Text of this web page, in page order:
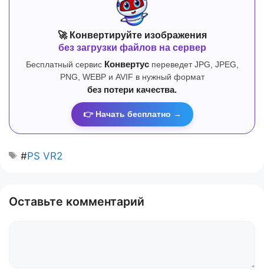
🚀 Конвертируйте изображения
без загрузки файлов на сервер
Бесплатный сервис Конвертуспереведет JPG, JPEG,
PNG, WEBP и AVIF в нужный формат
без потери качества.
👉 Начать бесплатно →
#PS VR2
Оставьте комментарий